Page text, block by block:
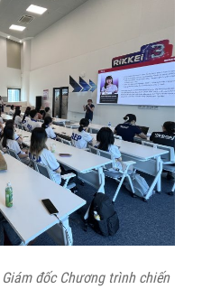
đốc Chương trình chiến